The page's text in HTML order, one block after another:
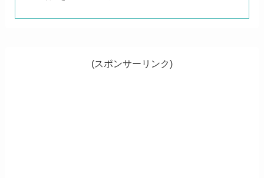
(スポンサーリンク)